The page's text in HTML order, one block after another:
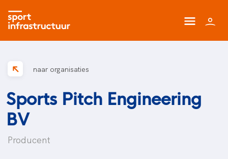
naar organisaties
Sports Pitch Engineering
BV
Producent